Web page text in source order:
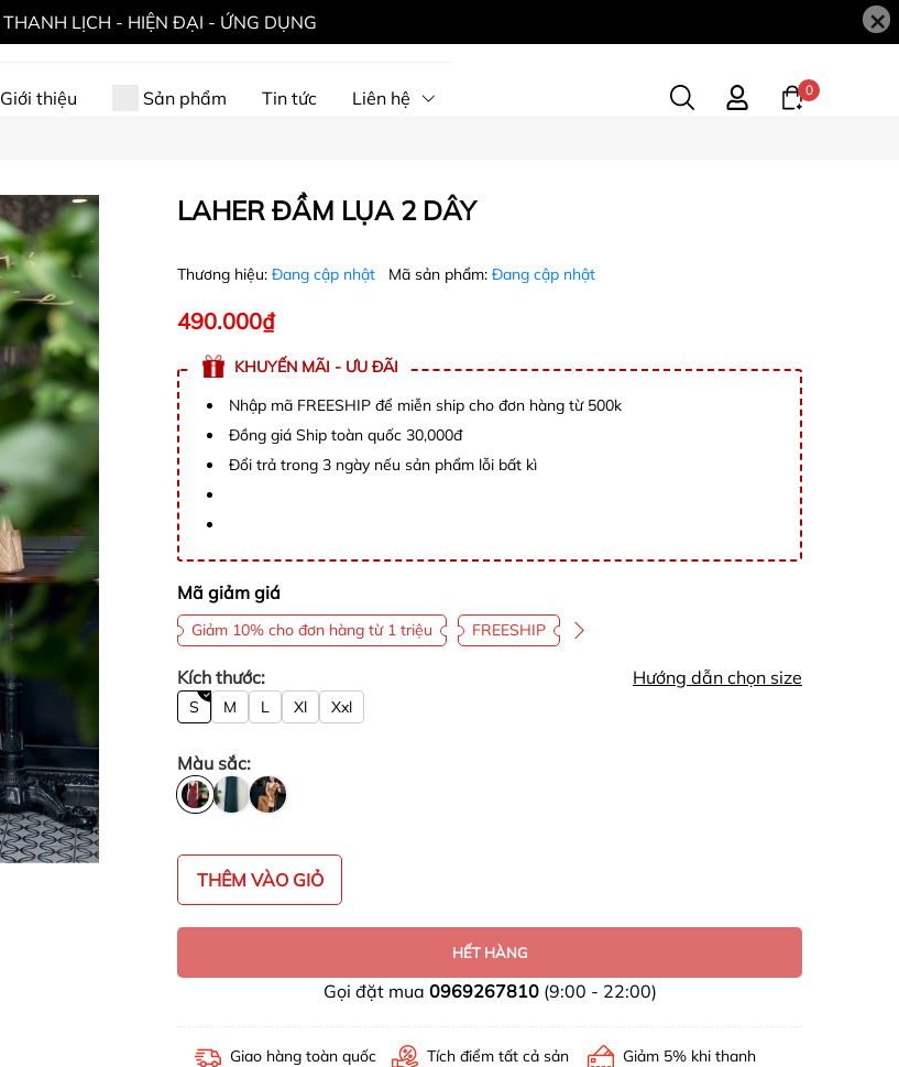
THANH LỊCH - HIỆN ĐẠI - ỨNG DỤNG ×
Giới thiệu Sản phẩm Tin tức Liên hệ 0
LAHER ĐẦM LỤA 2 DÂY
Thương hiệu: Đang cập nhật Mã sản phẩm: Đang cập nhật
490.000₫
KHUYẾN MÃI - ƯU ĐÃI
Nhập mã FREESHIP để miễn ship cho đơn hàng từ 500k
Đồng giá Ship toàn quốc 30,000đ
Đổi trả trong 3 ngày nếu sản phẩm lỗi bất kì
Mã giảm giá
Giảm 10% cho đơn hàng từ 1 triệu FREESHIP
Kích thước: Hướng dẫn chọn size
S M L Xl Xxl
Màu sắc:
THÊM VÀO GIỎ
HẾT HÀNG
Gọi đặt mua 0969267810(9:00 - 22:00)
Giao hàng toàn quốc
Tích điểm tất cả sản
Giảm 5% khi thanh